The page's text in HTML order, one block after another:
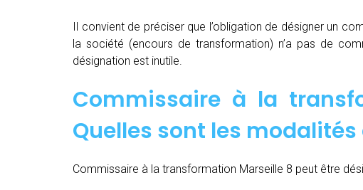
Il convient de préciser que l’obligation de désigner un
la société (encours de transformation) n’a pas de
désignation est inutile.
Commissaire à la
Quelles sont les
Commissaire à la transformation Marseille 8 peut être